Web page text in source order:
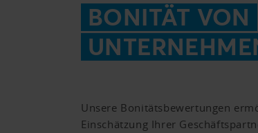
BONITÄT VON
Unsere Bonitätsbewertungen
Einschätzung Ihrer